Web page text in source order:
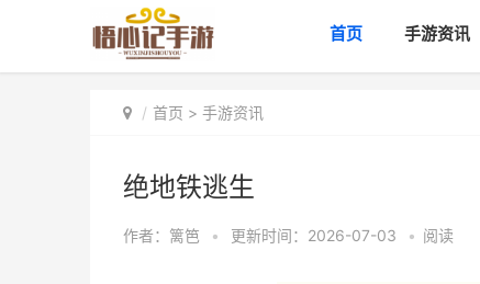
首页 手游资讯
首页 > 手游资讯
绝地铁逃生
作者： 篱笆 • 更新时间：2026-07-03 • 阅读